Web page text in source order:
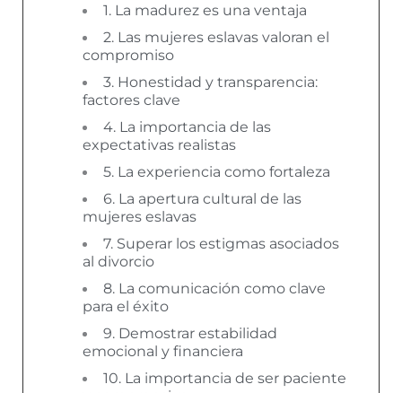
1. La madurez es una ventaja
2. Las mujeres eslavas valoran el
compromiso
3. Honestidad y transparencia:
factores clave
4. La importancia de las
expectativas realistas
5. La experiencia como fortaleza
6. La apertura cultural de las
mujeres eslavas
7. Superar los estigmas asociados
al divorcio
8. La comunicación como clave
para el éxito
9. Demostrar estabilidad
emocional y financiera
10. La importancia de ser paciente